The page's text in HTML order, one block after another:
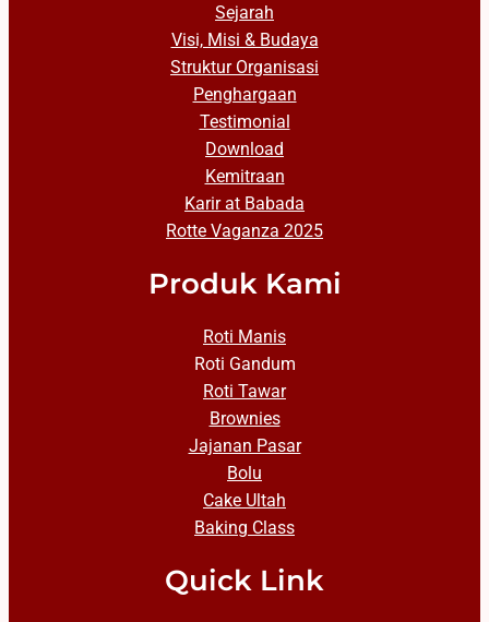
Sejarah
Visi, Misi & Budaya
Struktur Organisasi
Penghargaan
Testimonial
Download
Kemitraan
Karir at Babada
Rotte Vaganza 2025
Produk Kami
Roti Manis
Roti Gandum
Roti Tawar
Brownies
Jajanan Pasar
Bolu
Cake Ultah
Baking Class
Quick Link